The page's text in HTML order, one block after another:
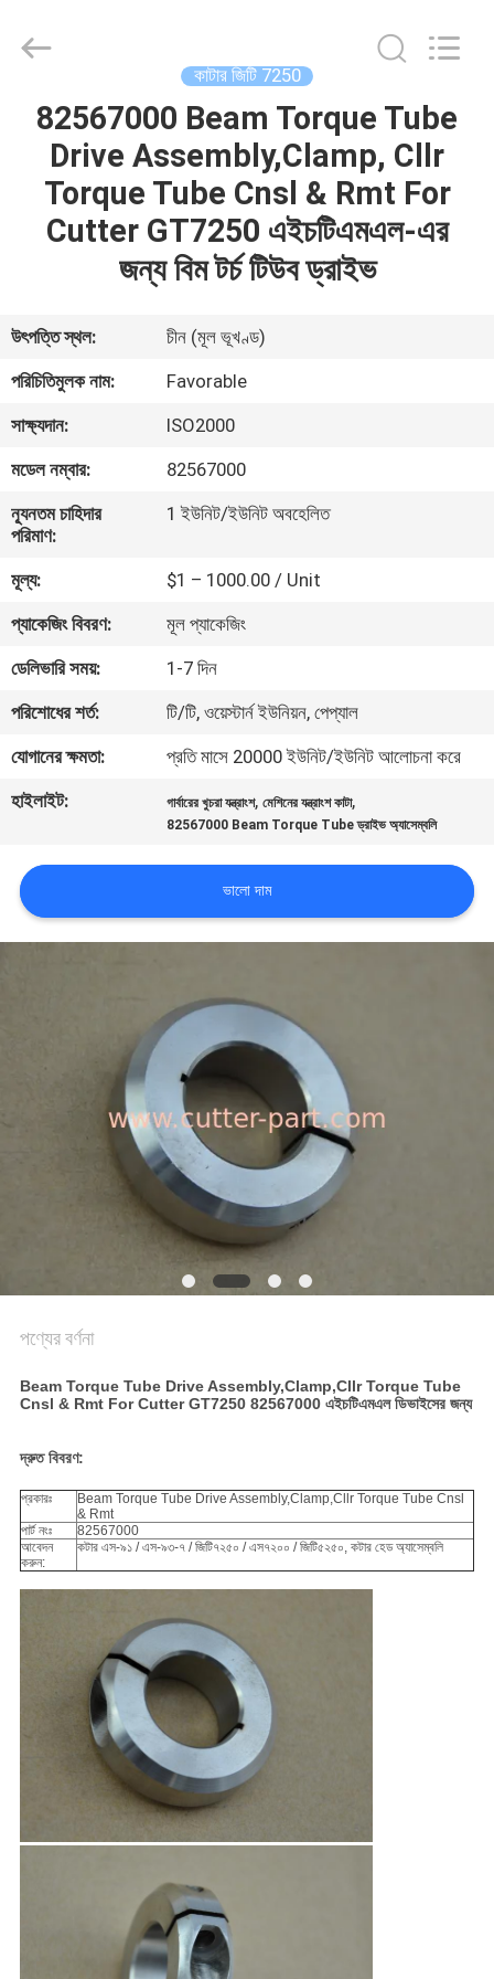
বাড়ি
কারখানা
ভ্রমণ
মান
নিয়ন্ত্রণ
যোগাযোগ
করুন
খবর
উদ্ধৃতির
জন্য
সাইট
POLICY
EQUIPMENT
CO.,LTD.
কাটার জিটি 7250
82567000 Beam Torque Tube
Drive Assembly,Clamp, Cllr
Torque Tube Cnsl & Rmt For
Cutter GT7250 এইচটিএমএল-এর
জন্য বিম টর্চ টিউব ড্রাইভ
উৎপত্তি স্থল:
চীন (মূল ভূখণ্ড)
পরিচিতিমুলক নাম:
Favorable
সাক্ষ্যদান:
ISO2000
মডেল নম্বার:
82567000
ন্যূনতম চাহিদার
পরিমাণ:
1 ইউনিট/ইউনিট অবহেলিত
মূল্য:
$1 – 1000.00 / Unit
প্যাকেজিং বিবরণ:
মূল প্যাকেজিং
ডেলিভারি সময়:
1-7 দিন
পরিশোধের শর্ত:
টি/টি, ওয়েস্টার্ন ইউনিয়ন, পেপ্যাল
যোগানের ক্ষমতা:
প্রতি মাসে 20000 ইউনিট/ইউনিট আলোচনা করে
হাইলাইট:
গার্বারের খুচরা যন্ত্রাংশ,মেশিনের যন্ত্রাংশ কাটা,
82567000 Beam Torque Tube ড্রাইভ অ্যাসেম্বলি
ভালো দাম
পণ্যের বর্ণনা
Beam Torque Tube Drive Assembly,Clamp,Cllr Torque Tube
Cnsl & Rmt For Cutter GT7250 82567000 এইচটিএমএল ডিভাইসের জন্য
দ্রুত বিবরণ:
প্রকারঃ
Beam Torque Tube Drive Assembly,Clamp,Cllr Torque Tube Cnsl
& Rmt
পার্ট নংঃ
82567000
আবেদন
করুন:
কটার এস-৯১ / এস-৯৩-৭ / জিটি৭২৫০ / এস৭২০০ / জিটি৫২৫০, কটার হেড অ্যাসেম্বলি